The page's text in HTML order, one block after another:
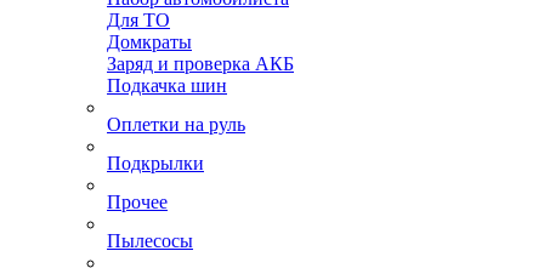
Для ТО
Домкраты
Заряд и проверка АКБ
Подкачка шин
Оплетки на руль
Подкрылки
Прочее
Пылесосы